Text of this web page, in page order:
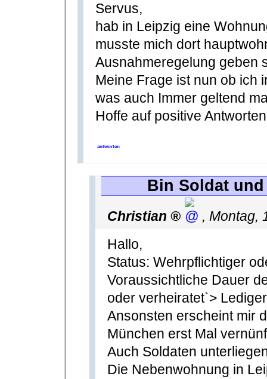
Servus,
hab in Leipzig eine
musste mich dort
Ausnahmeregelung geben
Meine Frage ist nun ob ich
was auch Immer geltend
Hoffe auf positive
antworten
Bin Soldat
Christian , Montag,
Hallo,
Status: Wehrpflichtiger
Voraussichtliche Dauer
oder verheiratet`>
Ansonsten erscheint mir
München erst Mal
Auch Soldaten
Die Nebenwohnung in